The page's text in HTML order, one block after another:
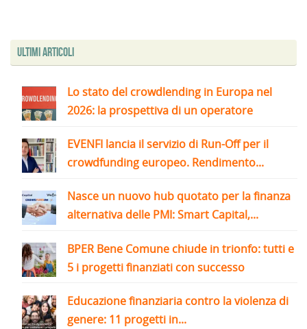
Ultimi articoli
Lo stato del crowdlending in Europa nel
2026: la prospettiva di un operatore
EVENFI lancia il servizio di Run-Off per il
crowdfunding europeo. Rendimento...
Nasce un nuovo hub quotato per la finanza
alternativa delle PMI: Smart Capital,...
BPER Bene Comune chiude in trionfo: tutti e
5 i progetti finanziati con successo
Educazione finanziaria contro la violenza di
genere: 11 progetti in...